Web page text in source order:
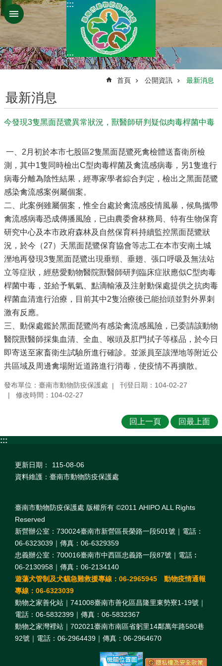
跳到主要內容區塊
:::
:::
首頁 公開資訊 最新消息
最新消息
今發現3隻黑面琵鷺異常狀況，獸醫師研判疑似肉毒桿菌中毒
一、2月初於本市七股區2隻黑面琵鷺死禽檢體送畜衛所檢
測，其中1隻同時檢出C型肉毒桿菌及禽流感病毒，另1隻進行
病毒分離為陰性結果，經專家學者綜合判定，檢出之黑面琵鷺
感染禽流感案例屬個案。
二、此案例雖屬個案，惟全台處於禽流感疫情風暴，候鳥攜帶
禽流感病毒恐成傳播風險，已由農委會林務局、特有生物保育
研究中心及本市政府森林及自然保育科持續監控黑面琵鷺狀
況，於今（27）天黑面琵鷺保育協會等志工在本市安南土城
溼地再發現3隻黑面琵鷺出現垂頸、垂翅、張口呼吸及無法站
立等症狀，經慈愛動物醫院獸醫師研判臨床症狀應似C型肉毒
桿菌中毒，並給予氧氣、點滴輸液及注射動保處提供之抗肉毒
桿菌血清進行治療，目前其中2隻治療後已能抬頭並對外界刺
激有反應。
三、動保處鑑於黑面琵鷺尚有感染禽流感風險，已委請該動物
醫院獸醫師採集血清、全血、喉頭及肛門拭子等樣品，於今日
即寄送至家畜衛生試驗所進行確診。並派員至該溼地等附近公
共區域及周邊禽場附近道路進行消毒，使疫情不再擴散。
發布單位：臺南市動物防疫保護處
刊登日期：104-02-27
修改時間：104-02-27
回上一頁 回最上面
:::
更新日期：
115-08-06
資料維護：臺南市動物防疫保護處
臺南市動物防疫保護處 版權所有 ©2011 AHIPO ALL Rights
Reserved
新營辦公室：730024臺南市新營區長榮路一段501號｜電話：
06-6323039｜傳真：06-6329359
忠義辦公室：700016臺南市中西區忠義路一段87號｜電話︰
06-2130958｜傳真︰06-2134140
遊蕩犬管制及犬貓急難救援專線：06-2965945 動物疫情通報
專線：06-6323039
動物之家善化站｜741008臺南市善化區昌隆里東勢寮1-19號｜
電話：06-5832399｜傳真：06-5832367
動物之家灣裡站｜702021臺南市南區省躬里14鄰萬年路580巷
92號｜電話：06-2964439｜傳真：06-2964670